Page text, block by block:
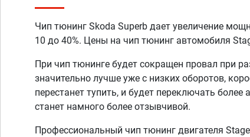
Чип тюнинг Skoda Superb дает увеличение
10 до 40%. Цены на чип тюнинг автомобиля
При чип тюнинге будет сокращен провал при
значительно лучше уже с низких оборотов,
перестанет тупить, и будет переключать более
станет намного более отзывчивой.
Профессиональный чип тюнинг двигателя